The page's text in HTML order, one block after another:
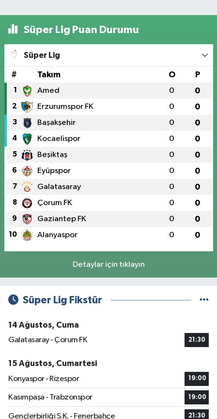
Süper Lig Puan Durumu
Süper Lig
# Takım O P
1 Amed 0 0
2 Erzurumspor FK 0 0
3 Başakşehir 0 0
4 Kocaelispor 0 0
5 Beşiktaş 0 0
6 Eyüpspor 0 0
7 Galatasaray 0 0
8 Çorum FK 0 0
9 Gaziantep FK 0 0
10 Alanyaspor 0 0
Detaylar için tıklayın
Süper Lig Fikstür
14 Ağustos, Cuma
Galatasaray - Çorum FK
21:30
15 Ağustos, Cumartesi
Konyaspor - Rizespor
19:00
Kasımpaşa - Trabzonspor 19:00
Gençlerbirliği S.K. - Fenerbahçe 21:30